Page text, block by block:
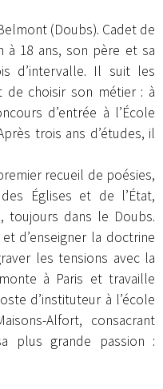
(Doubs). Cadet de
18 ans, son père et sa
d’intervalle. Il suit les
choisir son métier : à
d’entrée à l’École
trois ans d’études, il
recueil de poésies,
Églises et de l’État,
toujours dans le Doubs.
d’enseigner la doctrine
les tensions avec la
à Paris et travaille
d’instituteur à l’école
Alfort, consacrant
plus grande passion :